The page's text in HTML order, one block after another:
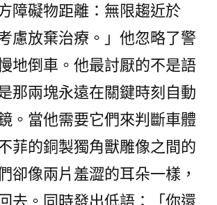
障礙物距離：無限趨近於
慮放棄治療。」他忽略了警
地倒車。他最討厭的不是語
那兩塊永遠在關鍵時刻自動
。當他需要它們來判斷車體
菲的銅製獨角獸雕像之間的
卻像兩片羞澀的耳朵一樣，
去。同時發出低語：「你還